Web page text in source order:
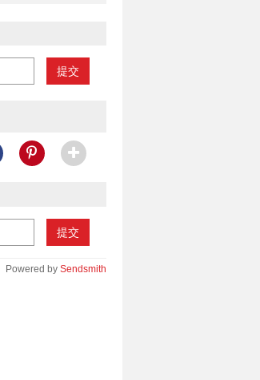
提交
提交
Powered by Sendsmith